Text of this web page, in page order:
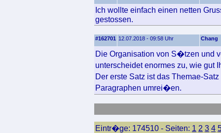
Ich wollte einfach einen netten
gestossen.
#162701 12.07.2018 - 09:58 Uhr Chang
Die Organisation von S�tzen und
unterscheidet enormes zu, wie
Der erste Satz ist das Themae-
Paragraphen umrei�en.
Eintr�ge: 174510 - Seiten: 1 2 3 4